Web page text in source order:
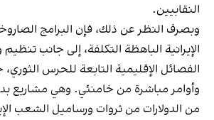
النقابيين.
وبصرف النظر عن ذلك، فإن البرامج
الإيرانية الباهظة التكلفة، إلى جانب
الفصائل الإقليمية التابعة للحرس
وأوامر مباشرة من خامنئي. وهي مشاريع
من الدولارات من ثروات ورساميل الشعب